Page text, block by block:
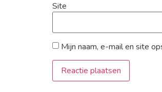
Site
Mijn naam, e-mail en site